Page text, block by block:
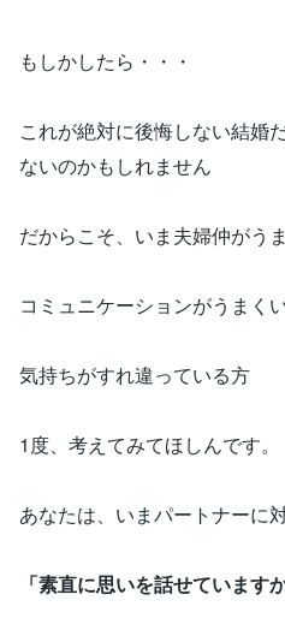
もしかしたら・・・
これが絶対に後悔しない結婚
ないのかもしれません
だからこそ、いま夫婦仲がう
コミュニケーションがうまく
気持ちがすれ違っている方
1度、考えてみてほしんです。
あなたは、いまパートナーに
「素直に思いを話せています